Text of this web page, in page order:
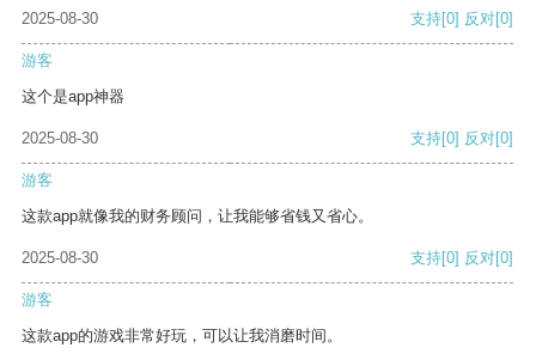
2025-08-30
支持[0] 反对[0]
游客
这个是app神器
2025-08-30 支持[0] 反对[0]
游客
这款app就像我的财务顾问，让我能够省钱又省心。
2025-08-30 支持[0] 反对[0]
游客
这款app的游戏非常好玩，可以让我消磨时间。